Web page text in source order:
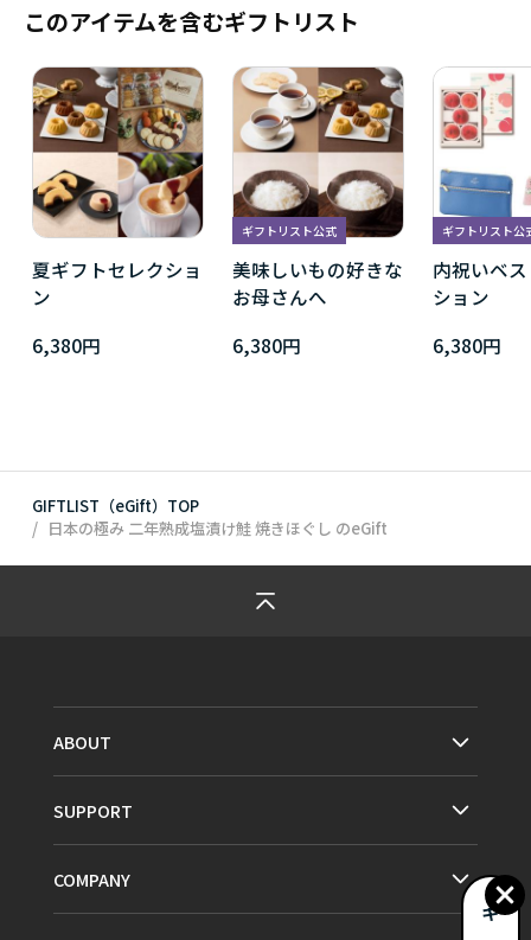
このアイテムを含むギフトリスト
夏ギフトセレクショ
ン
6,380円
ギフトリスト公式
美味しいもの好きな
お母さんへ
6,380円
ギフトリスト公
内祝いベ
ション
6,380円
GIFTLIST（eGift）TOP
日本の極み 二年熟成塩漬け鮭 焼きほぐし のeGift
ABOUT
SUPPORT
COMPANY